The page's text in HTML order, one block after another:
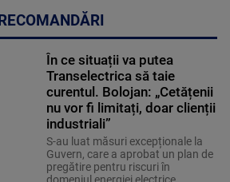
RECOMANDĂRI
În ce situații va putea
Transelectrica să taie
curentul. Bolojan: „Cetățenii
nu vor fi limitați, doar clienții
industriali”
S-au luat măsuri excepționale la
Guvern, care a aprobat un plan de
pregătire pentru riscuri în